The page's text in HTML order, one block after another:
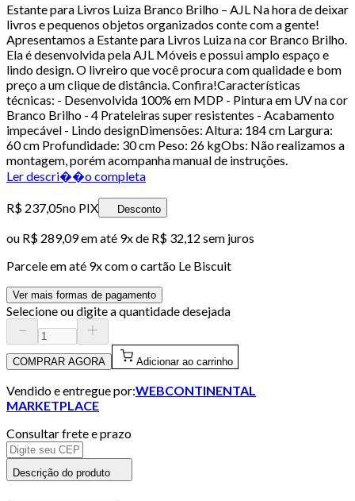
Estante para Livros Luiza Branco Brilho – AJL Na hora de deixar
livros e pequenos objetos organizados conte com a gente!
Apresentamos a Estante para Livros Luiza na cor Branco Brilho.
Ela é desenvolvida pela AJL Móveis e possui amplo espaço e
lindo design. O livreiro que você procura com qualidade e bom
preço a um clique de distância. Confira!Características
técnicas: - Desenvolvida 100% em MDP - Pintura em UV na cor
Branco Brilho - 4 Prateleiras super resistentes - Acabamento
impecável - Lindo designDimensões: Altura: 184 cm Largura:
60 cm Profundidade: 30 cm Peso: 26 kgObs: Não realizamos a
montagem, porém acompanha manual de instruções.
Ler descri��o completa
R$ 237,05no PIX Desconto
ou R$ 289,09em até 9x de R$ 32,12 sem juros
Parcele em até 9x com o cartão Le Biscuit
Ver mais formas de pagamento
Selecione ou digite a quantidade desejada
COMPRAR AGORA Adicionar ao carrinho
Vendido e entregue por:WEBCONTINENTAL
MARKETPLACE
Consultar frete e prazo
Descrição do produto